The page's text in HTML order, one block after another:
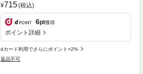
715(税込)
6pt獲得
ポイント詳細
dカード利用でさらにポイント+2%
返品不可